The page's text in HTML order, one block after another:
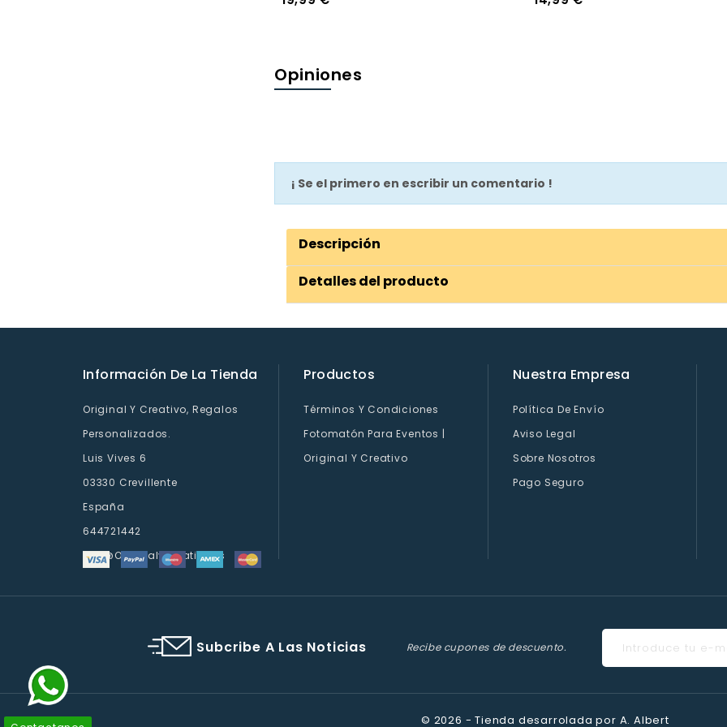
Opiniones
¡ Se el primero en escribir un comentario !
Descripción
Detalles del producto
Información De La Tienda
Original Y Creativo, Regalos
Personalizados.
Luis Vives 6
03330 Crevillente
España
644721442
Info@originalycreativo.es
Productos
Términos Y Condiciones
Fotomatón Para Eventos |
Original Y Creativo
Nuestra Empresa
Política De Envío
Aviso Legal
Sobre Nosotros
Pago Seguro
Subcribe A Las Noticias Recibe cupones de descuento.
© 2026 - Tienda desarrolada por A. Albert